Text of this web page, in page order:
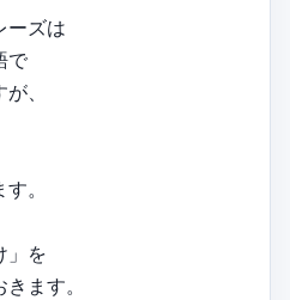
ーズは
で
、
。
」を
ます。